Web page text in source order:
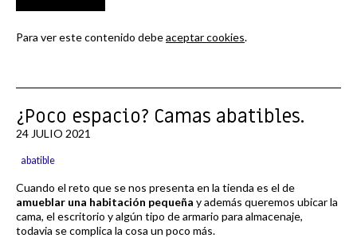
Para ver este contenido debeaceptar cookies.
¿Poco espacio? Camas abatibles.
24 JULIO 2021
abatible
Cuando el reto que se nos presenta en la tienda es el de
amueblar una habitación pequeña y además queremos ubicar la
cama, el escritorio y algún tipo de armario para almacenaje,
todavia se complica la cosa un poco más.